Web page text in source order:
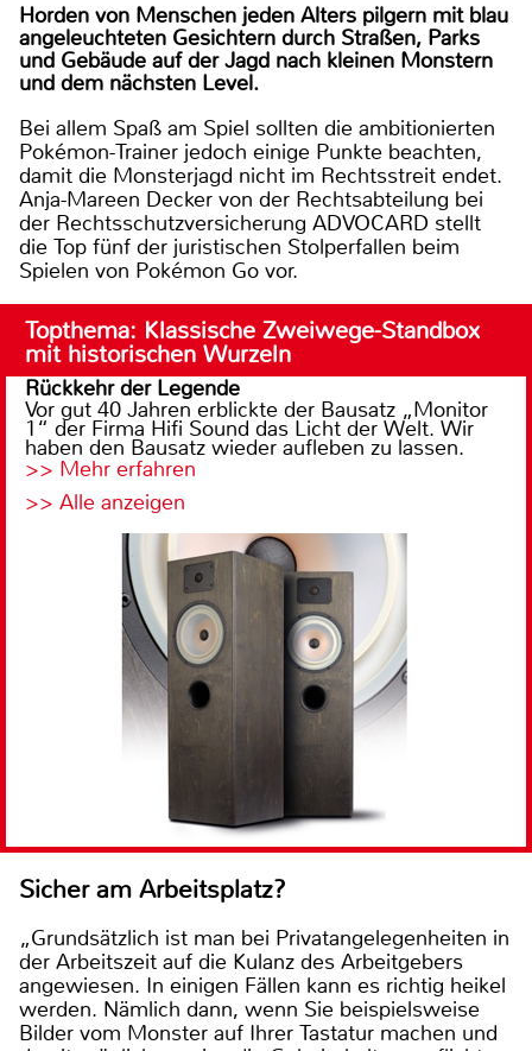
Horden von Menschen jeden Alters pilgern mit blau
angeleuchteten Gesichtern durch Straßen, Parks
und Gebäude auf der Jagd nach kleinen Monstern
und dem nächsten Level.
Bei allem Spaß am Spiel sollten die ambitionierten
Pokémon-Trainer jedoch einige Punkte beachten,
damit die Monsterjagd nicht im Rechtsstreit endet.
Anja-Mareen Decker von der Rechtsabteilung bei
der Rechtsschutzversicherung ADVOCARD stellt
die Top fünf der juristischen Stolperfallen beim
Spielen von Pokémon Go vor.
Topthema: Klassische Zweiwege-Standbox
mit historischen Wurzeln
Rückkehr der Legende
Vor gut 40 Jahren erblickte der Bausatz „Monitor
1“ der Firma Hifi Sound das Licht der Welt. Wir
haben den Bausatz wieder aufleben zu lassen.
>> Mehr erfahren
>> Alle anzeigen
Sicher am Arbeitsplatz?
„Grundsätzlich ist man bei Privatangelegenheiten in
der Arbeitszeit auf die Kulanz des Arbeitgebers
angewiesen. In einigen Fällen kann es richtig heikel
werden. Nämlich dann, wenn Sie beispielsweise
Bilder vom Monster auf Ihrer Tastatur machen und